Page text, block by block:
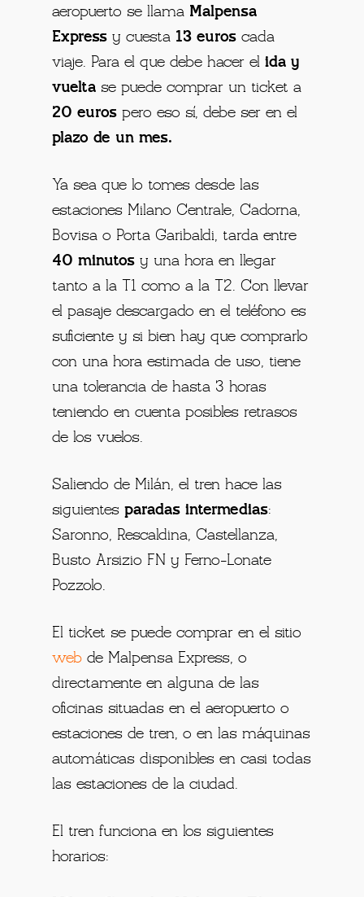
aeropuerto se llama Malpensa
Express y cuesta 13 euros cada
viaje. Para el que debe hacer elida y
vuelta se puede comprar un ticket a
20 euros pero eso sí, debe ser en el
plazo de un mes.
Ya sea que lo tomes desde las
estaciones Milano Centrale, Cadorna,
Bovisa o Porta Garibaldi, tarda entre
40 minutos y una hora en llegar
tanto a la T1 como a la T2. Con llevar
el pasaje descargado en el teléfono es
suficiente y si bien hay que comprarlo
con una hora estimada de uso, tiene
una tolerancia de hasta 3 horas
teniendo en cuenta posibles retrasos
de los vuelos.
Saliendo de Milán, el tren hace las
siguientesparadas intermedias:
Saronno, Rescaldina, Castellanza,
Busto Arsizio FN y Ferno-Lonate
Pozzolo.
El ticket se puede comprar en el sitio
web de Malpensa Express, o
directamente en alguna de las
oficinas situadas en el aeropuerto o
estaciones de tren, o en las máquinas
automáticas disponibles en casi todas
las estaciones de la ciudad.
El tren funciona en los siguientes
horarios: